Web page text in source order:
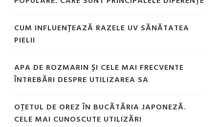
CUM INFLUENȚEAZĂ RAZELE UV SĂNĂTATEA
PIELII
APA DE ROZMARIN ȘI CELE MAI FRECVENTE
ÎNTREBĂRI DESPRE UTILIZAREA SA
OȚETUL DE OREZ ÎN BUCĂTĂRIA JAPONEZĂ.
CELE MAI CUNOSCUTE UTILIZĂRI